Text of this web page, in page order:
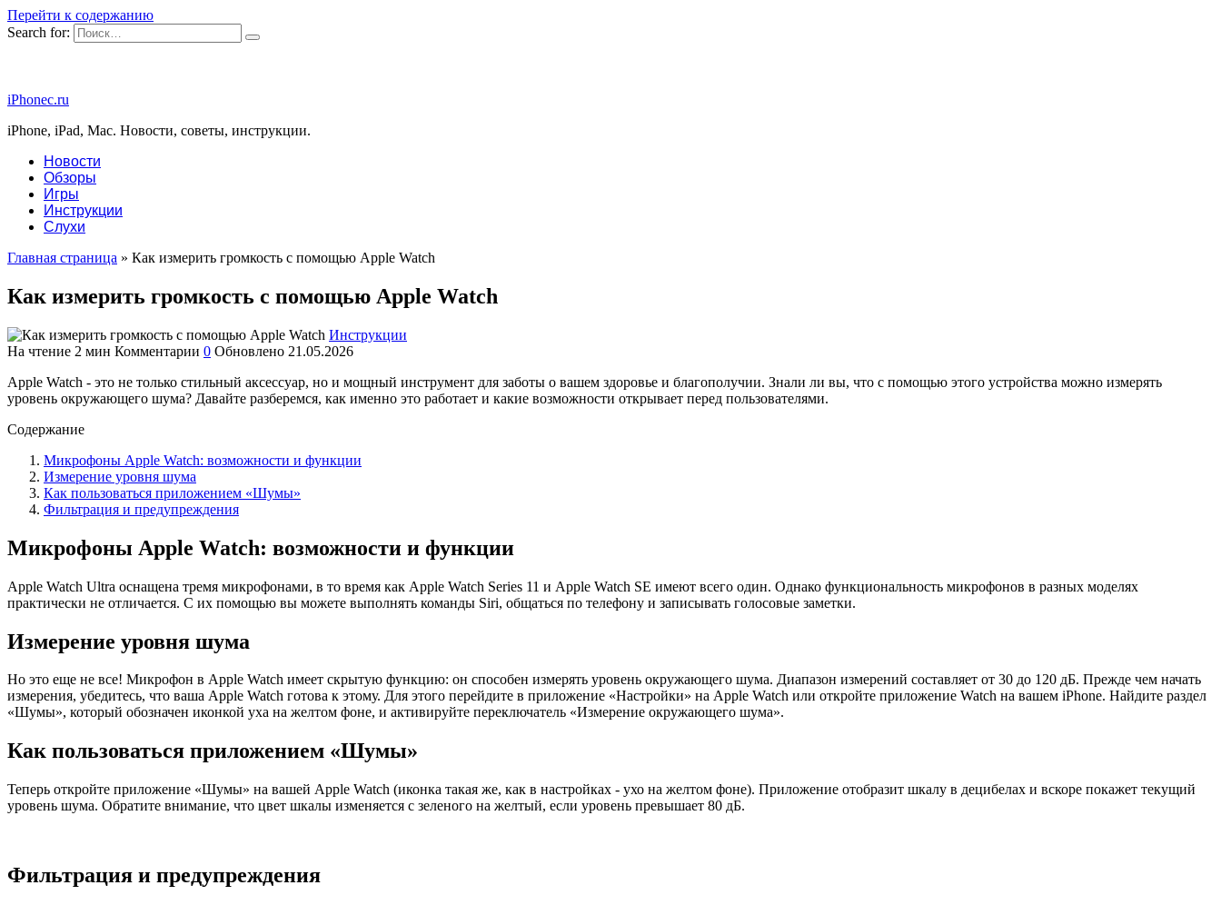
Перейти к содержанию
Search for:
iPhonec.ru
iPhone, iPad, Mac. Новости, советы, инструкции.
Новости
Обзоры
Игры
Инструкции
Слухи
Главная страница » Как измерить громкость с помощью Apple Watch
Как измерить громкость с помощью Apple Watch
Инструкции
На чтение 2 мин Комментарии 0 Обновлено 21.05.2026
Apple Watch - это не только стильный аксессуар, но и мощный инструмент для заботы о вашем здоровье и благополучии. Знали ли вы, что с помощью этого устройства можно измерять
уровень окружающего шума? Давайте разберемся, как именно это работает и какие возможности открывает перед пользователями.
Содержание
Микрофоны Apple Watch: возможности и функции
Измерение уровня шума
Как пользоваться приложением «Шумы»
Фильтрация и предупреждения
Микрофоны Apple Watch: возможности и функции
Apple Watch Ultra оснащена тремя микрофонами, в то время как Apple Watch Series 11 и Apple Watch SE имеют всего один. Однако функциональность микрофонов в разных моделях
практически не отличается. С их помощью вы можете выполнять команды Siri, общаться по телефону и записывать голосовые заметки.
Измерение уровня шума
Но это еще не все! Микрофон в Apple Watch имеет скрытую функцию: он способен измерять уровень окружающего шума. Диапазон измерений составляет от 30 до 120 дБ. Прежде чем начать
измерения, убедитесь, что ваша Apple Watch готова к этому. Для этого перейдите в приложение «Настройки» на Apple Watch или откройте приложение Watch на вашем iPhone. Найдите раздел
«Шумы», который обозначен иконкой уха на желтом фоне, и активируйте переключатель «Измерение окружающего шума».
Как пользоваться приложением «Шумы»
Теперь откройте приложение «Шумы» на вашей Apple Watch (иконка такая же, как в настройках - ухо на желтом фоне). Приложение отобразит шкалу в децибелах и вскоре покажет текущий
уровень шума. Обратите внимание, что цвет шкалы изменяется с зеленого на желтый, если уровень превышает 80 дБ.
Фильтрация и предупреждения